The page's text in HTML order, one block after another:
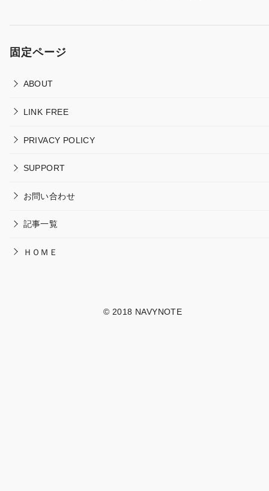
固定ページ
ABOUT
LINK FREE
PRIVACY POLICY
SUPPORT
お問い合わせ
記事一覧
ＨＯＭＥ
© 2018 NAVYNOTE